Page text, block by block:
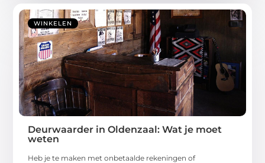
WINKELEN
Deurwaarder in Oldenzaal: Wat je moet
weten
Heb je te maken met onbetaalde rekeningen of